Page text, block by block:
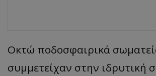
Οκτώ ποδοσφαιρικά
συμμετείχαν στην ιδρυτική